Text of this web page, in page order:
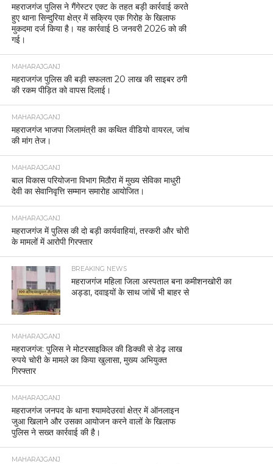
महराजगंज पुलिस ने गैंगेस्टर एक्ट के तहत बड़ी कार्रवाई करते
हुए थाना सिन्दुरिया क्षेत्र में सक्रिय एक गिरोह के खिलाफ
मुकदमा दर्ज किया है। यह कार्रवाई 8 जनवरी 2026 को की
गई।
MAHARAJGANJ
महराजगंज पुलिस की बड़ी सफलता 20 लाख की साइबर ठगी
की रकम पीड़ित को वापस दिलाई।
MAHARAJGANJ
महराजगंज भाजपा जिलामंत्री का कथित वीडियो वायरल, जांच
की मांग तेज।
MAHARAJGANJ
बाल विकास परियोजना विभाग मिठौरा में मुख्य सेविका माधुरी
देवी का सेवानिवृत्ति सम्मान समारोह आयोजित।
MAHARAJGANJ
महराजगंज में पुलिस की दो बड़ी कार्यवाहियां, तस्करी और चोरी
के मामलों में आरोपी गिरफ्तार
BREAKING NEWS
महराजगंज महिला जिला अस्पताल बना कमीशनखोरी का
अड्डा, दवाइयों के साथ जांचें भी बाहर से
MAHARAJGANJ
महराजगंज: पुलिस ने मोटरसाइकिल की डिक्की से डेढ़ लाख
रुपये चोरी के मामले का किया खुलासा, मुख्य अभियुक्त
गिरफ्तार
MAHARAJGANJ
महराजगंज जनपद के थाना श्यामदेउरवां क्षेत्र में ऑनलाइन
जुआ खिलाने और उसका आयोजन करने वालों के खिलाफ
पुलिस ने सख्त कार्रवाई की है।
MAHARAJGANJ